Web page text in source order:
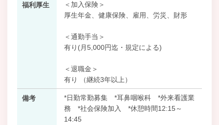
福利厚生
＜加入保険＞
厚生年金、健康保険、雇用、労災、財形
＜通勤手当＞
有り(月5,000円迄・規定による)
＜退職金＞
有り （継続3年以上）
備考
*日勤常勤募集 *耳鼻咽喉科 *外来看護業
務 *社会保険加入 *休憩時間12:15～
14:45